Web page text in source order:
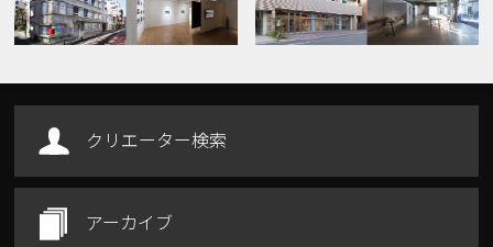
クリエーター検索
アーカイブ